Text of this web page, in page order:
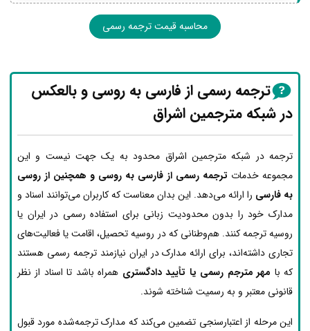
محاسبه قیمت ترجمه رسمی
ترجمه رسمی از فارسی به روسی و بالعکس
در شبکه مترجمین اشراق
ترجمه در شبکه مترجمین اشراق محدود به یک جهت نیست و این
مجموعه خدمات ترجمه رسمی از فارسی به روسی و همچنین از روسی
به فارسی را ارائه می‌دهد. این بدان معناست که کاربران می‌توانند اسناد و
مدارک خود را بدون محدودیت زبانی برای استفاده رسمی در ایران یا
روسیه ترجمه کنند. هم‌وطنانی که در روسیه تحصیل، اقامت یا فعالیت‌های
تجاری داشته‌اند، برای ارائه مدارک در ایران نیازمند ترجمه رسمی هستند
که با مهر مترجم رسمی یا تأیید دادگستری همراه باشد تا اسناد از نظر
قانونی معتبر و به رسمیت شناخته شوند.
این مرحله از اعتبارسنجی تضمین می‌کند که مدارک ترجمه‌شده مورد قبول